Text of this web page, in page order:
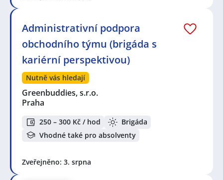
Administrativní podpora
obchodního týmu (brigáda s
kariérní perspektivou)
Nutně vás hledají
Greenbuddies, s.r.o.
Praha
250 – 300 Kč / hod
Brigáda
Vhodné také pro absolventy
Zveřejněno: 3. srpna